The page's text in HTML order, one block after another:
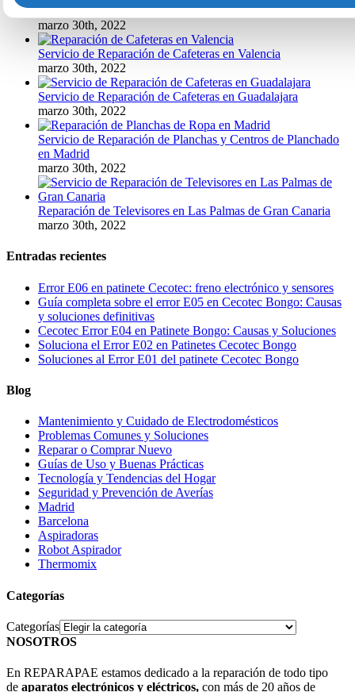
Servicio de Reparación de Televisores en Pamplona
marzo 30th, 2022
Servicio de Reparación de Cafeteras en Valencia
marzo 30th, 2022
Servicio de Reparación de Cafeteras en Guadalajara
marzo 30th, 2022
Servicio de Reparación de Planchas y Centros de Planchado
en Madrid
marzo 30th, 2022
Reparación de Televisores en Las Palmas de Gran Canaria
marzo 30th, 2022
Entradas recientes
Error E06 en patinete Cecotec: freno electrónico y sensores
Guía completa sobre el error E05 en Cecotec Bongo: Causas
y soluciones definitivas
Cecotec Error E04 en Patinete Bongo: Causas y Soluciones
Soluciona el Error E02 en Patinetes Cecotec Bongo
Soluciones al Error E01 del patinete Cecotec Bongo
Blog
Mantenimiento y Cuidado de Electrodomésticos
Problemas Comunes y Soluciones
Reparar o Comprar Nuevo
Guías de Uso y Buenas Prácticas
Tecnología y Tendencias del Hogar
Seguridad y Prevención de Averías
Madrid
Barcelona
Aspiradoras
Robot Aspirador
Thermomix
Categorías
Categorías
NOSOTROS
En REPARAPAE estamos dedicado a la reparación de todo tipo
de aparatos electrónicos y eléctricos, con más de 20 años de